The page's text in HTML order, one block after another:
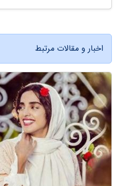
اخبار و مقالات مرتبط